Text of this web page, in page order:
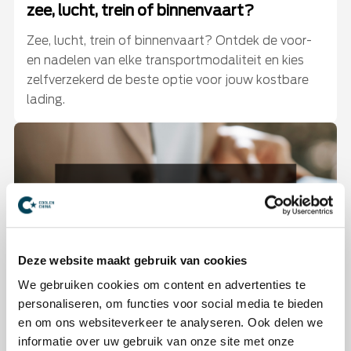
Deze website maakt gebruik van cookies
We gebruiken cookies om content en advertenties te
personaliseren, om functies voor social media te bieden
en om ons websiteverkeer te analyseren. Ook delen we
informatie over uw gebruik van onze site met onze
zee, lucht, trein of binnenvaart?
Zee, lucht, trein of binnenvaart? Ontdek de voor-
en nadelen van elke transportmodaliteit en kies
zelfverzekerd de beste optie voor jouw kostbare
lading.
Compliance diensten binnenkort